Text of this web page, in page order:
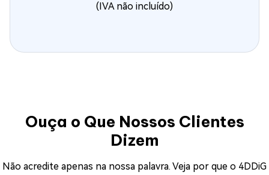
(IVA não incluído)
Ouça o Que Nossos Clientes
Dizem
Não acredite apenas na nossa palavra. Veja por que o 4DDiG